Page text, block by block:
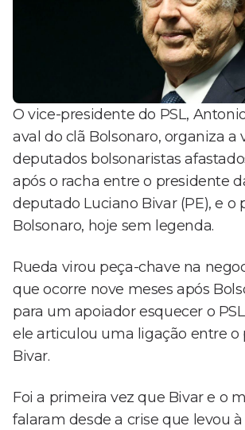
O vice-presidente do PSL,
aval do clã Bolsonaro, organiza a
deputados bolsonaristas
após o racha entre o presidente
deputado Luciano Bivar (PE), e o
Bolsonaro, hoje sem legenda.
Rueda virou peça-chave na
que ocorre nove meses após
para um apoiador esquecer o
ele articulou uma ligação entre o
Bivar.
Foi a primeira vez que Bivar e o
falaram desde a crise que levou